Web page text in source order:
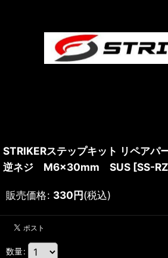
STRIKERステップキット リペア
逆ネジ M6×30mm SUS [SS-
販売価格: 330円(税込)
数量: